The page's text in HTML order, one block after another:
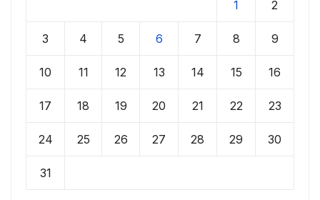
1 2
3 4 5 6 7 8 9
10 11 12 13 14 15 16
17 18 19 20 21 22 23
24 25 26 27 28 29 30
31